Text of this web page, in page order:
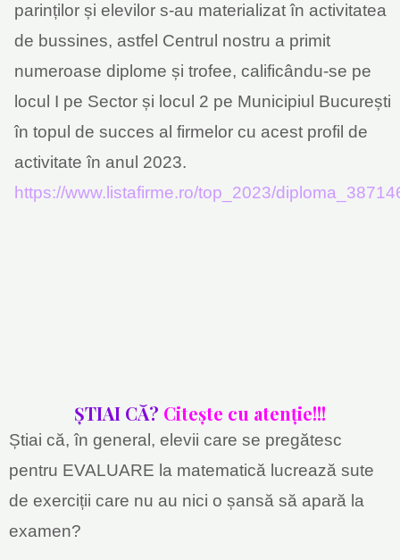
parinților și elevilor s-au materializat în activitatea
de bussines, astfel Centrul nostru a primit
numeroase diplome și trofee, calificându-se pe
locul I pe Sector și locul 2 pe Municipiul București
în topul de succes al firmelor cu acest profil de
activitate în anul 2023.
https://www.listafirme.ro/top_2023/
ȘTIAI CĂ? Citește cu atenție!!!
Știai că, în general, elevii care se pregătesc
pentru EVALUARE la matematică lucrează sute
de exerciții care nu au nici o șansă să apară la
examen?